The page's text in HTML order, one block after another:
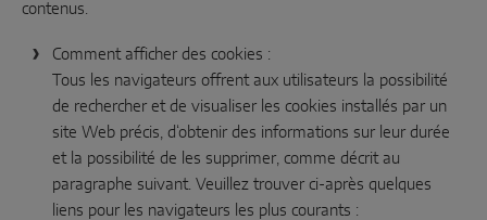
contenus.
Comment afficher des cookies :
Tous les navigateurs offrent aux utilisateurs la possibilité
de rechercher et de visualiser les cookies installés par un
site Web précis, d‘obtenir des informations sur leur durée
et la possibilité de les supprimer, comme décrit au
paragraphe suivant. Veuillez trouver ci-après quelques
liens pour les navigateurs les plus courants :